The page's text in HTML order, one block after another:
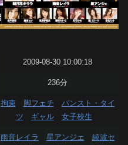
2009-08-30 10:00:18
236分
拘束 脚フェチ
パンスト・タイ
ツ
ギャル 女子校生
雨音レイラ 星アンジェ
綾波セ